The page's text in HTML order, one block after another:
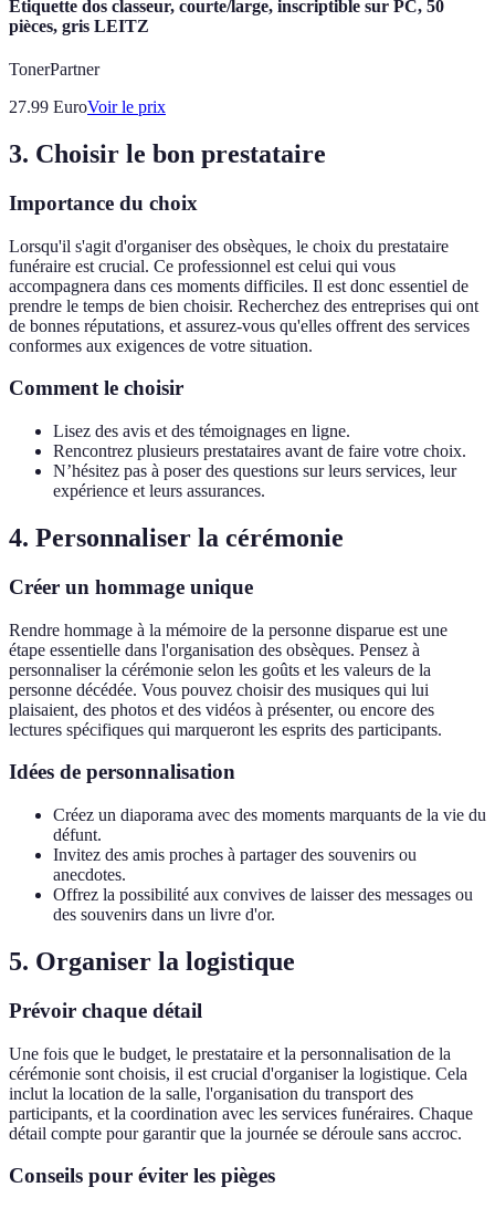
Etiquette dos classeur, courte/large, inscriptible sur PC, 50
pièces, gris LEITZ
TonerPartner
27.99 EuroVoir le prix
3. Choisir le bon prestataire
Importance du choix
Lorsqu'il s'agit d'organiser des obsèques, le choix du prestataire
funéraire est crucial. Ce professionnel est celui qui vous
accompagnera dans ces moments difficiles. Il est donc essentiel de
prendre le temps de bien choisir. Recherchez des entreprises qui ont
de bonnes réputations, et assurez-vous qu'elles offrent des services
conformes aux exigences de votre situation.
Comment le choisir
Lisez des avis et des témoignages en ligne.
Rencontrez plusieurs prestataires avant de faire votre choix.
N’hésitez pas à poser des questions sur leurs services, leur
expérience et leurs assurances.
4. Personnaliser la cérémonie
Créer un hommage unique
Rendre hommage à la mémoire de la personne disparue est une
étape essentielle dans l'organisation des obsèques. Pensez à
personnaliser la cérémonie selon les goûts et les valeurs de la
personne décédée. Vous pouvez choisir des musiques qui lui
plaisaient, des photos et des vidéos à présenter, ou encore des
lectures spécifiques qui marqueront les esprits des participants.
Idées de personnalisation
Créez un diaporama avec des moments marquants de la vie du
défunt.
Invitez des amis proches à partager des souvenirs ou
anecdotes.
Offrez la possibilité aux convives de laisser des messages ou
des souvenirs dans un livre d'or.
5. Organiser la logistique
Prévoir chaque détail
Une fois que le budget, le prestataire et la personnalisation de la
cérémonie sont choisis, il est crucial d'organiser la logistique. Cela
inclut la location de la salle, l'organisation du transport des
participants, et la coordination avec les services funéraires. Chaque
détail compte pour garantir que la journée se déroule sans accroc.
Conseils pour éviter les pièges